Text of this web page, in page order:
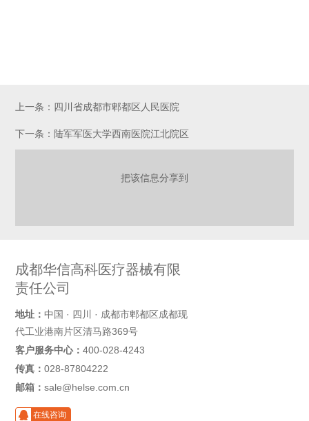
上一条：四川省成都市郫都区人民医院
下一条：陆军军医大学西南医院江北院区
把该信息分享到
成都华信高科医疗器械有限
责任公司
地址：中国 · 四川 · 成都市郫都区成都现
代工业港南片区清马路369号
客户服务中心：400-028-4243
传真：028-87804222
邮箱：sale@helse.com.cn
在线咨询